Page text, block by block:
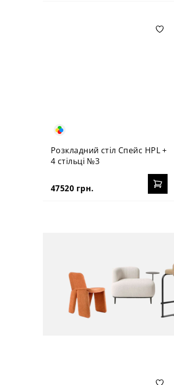
Розкладний стіл Спейс HPL +
4 стільці №3
47520 грн.